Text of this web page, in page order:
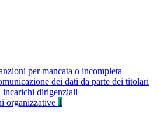
per mancata o incompleta
dei dati da parte dei titolari
incarichi dirigenziali
organizzative 1